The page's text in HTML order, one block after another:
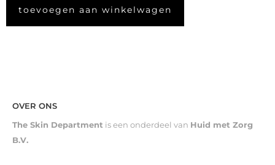
toevoegen aan winkelwagen
OVER ONS
The Skin Department is een onderdeel van Huid met Zorg
B.V.